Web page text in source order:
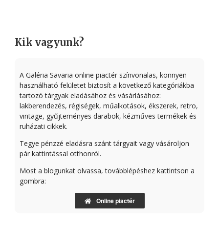
Kik vagyunk?
A Galéria Savaria online piactér színvonalas, könnyen
használható felületet biztosít a következő kategóriákba
tartozó tárgyak eladásához és vásárlásához:
lakberendezés, régiségek, műalkotások, ékszerek, retro,
vintage, gyűjteményes darabok, kézműves termékek és
ruházati cikkek.
Tegye pénzzé eladásra szánt tárgyait vagy vásároljon
pár kattintással otthonról.
Most a blogunkat olvassa, továbblépéshez kattintson a
gombra:
Online piactér